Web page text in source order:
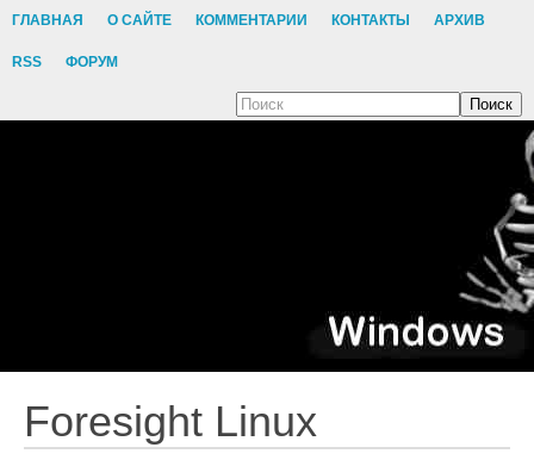
ГЛАВНАЯ О САЙТЕ КОММЕНТАРИИ КОНТАКТЫ АРХИВ
RSS ФОРУМ
Поиск
Foresight Linux